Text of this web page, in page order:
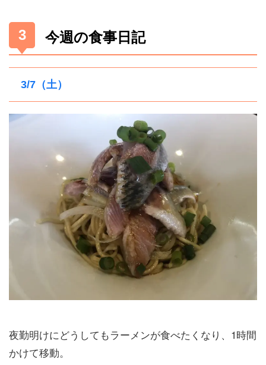
今週の食事日記
3/7（土）
夜勤明けにどうしてもラーメンが食べたくなり、1時間
かけて移動。